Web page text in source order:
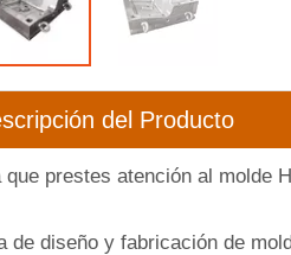
del Producto
prestes atención al molde
de diseño y fabricación de